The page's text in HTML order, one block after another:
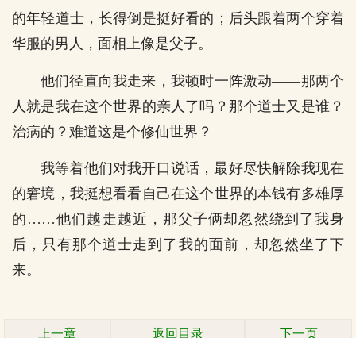
的年轻道士，长得倒是挺好看的；后头跟着两个穿着
华服的男人，面相上像是父子。
他们径直向我走来，我顿时一阵激动――那两个
人就是我在这个世界的亲人了吗？那个道士又是谁？
治病的？难道这是个修仙世界？
我等着他们对我开口说话，最好尽快解除我现在
的窘境，我挺想看看自己在这个世界的本钱有多雄厚
的……他们越走越近，那父子俩却忽然绕到了我身
后，只有那个道士走到了我的面前，却忽然坐了下
来。
上一章 返回目录 下一页